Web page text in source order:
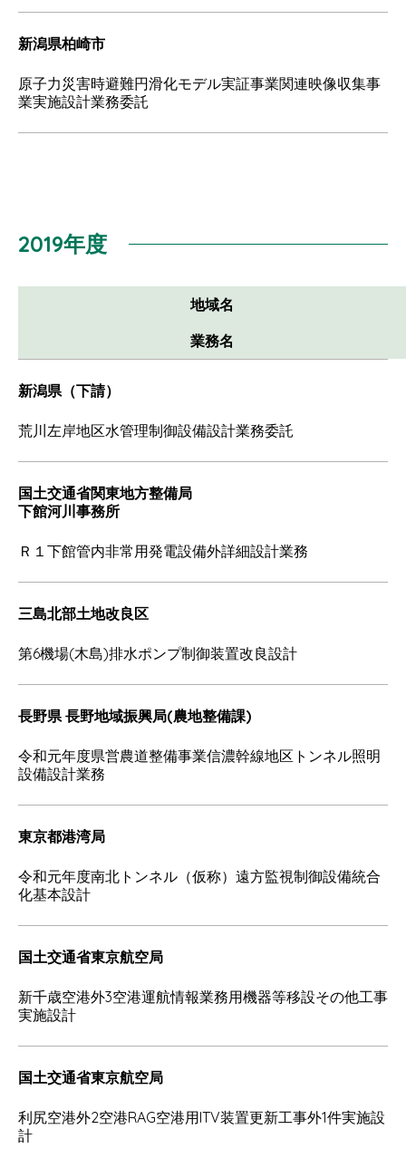
新潟県柏崎市
原子力災害時避難円滑化モデル実証事業関連映像収集事
業実施設計業務委託
2019年度
地域名
業務名
新潟県（下請）
荒川左岸地区水管理制御設備設計業務委託
国土交通省関東地方整備局
下館河川事務所
Ｒ１下館管内非常用発電設備外詳細設計業務
三島北部土地改良区
第6機場(木島)排水ポンプ制御装置改良設計
長野県 長野地域振興局(農地整備課)
令和元年度県営農道整備事業信濃幹線地区トンネル照明
設備設計業務
東京都港湾局
令和元年度南北トンネル（仮称）遠方監視制御設備統合
化基本設計
国土交通省東京航空局
新千歳空港外3空港運航情報業務用機器等移設その他工事
実施設計
国土交通省東京航空局
利尻空港外2空港RAG空港用ITV装置更新工事外1件実施設
計